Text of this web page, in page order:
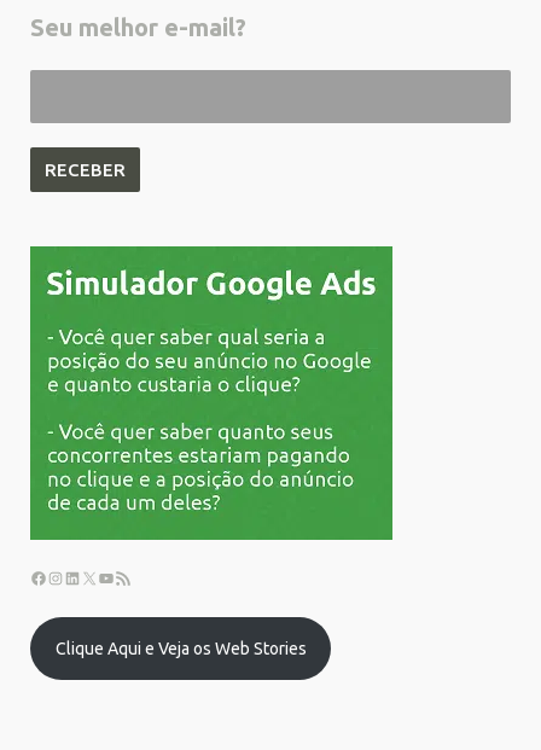
Seu melhor e-mail?
Clique Aqui e Veja os Web Stories